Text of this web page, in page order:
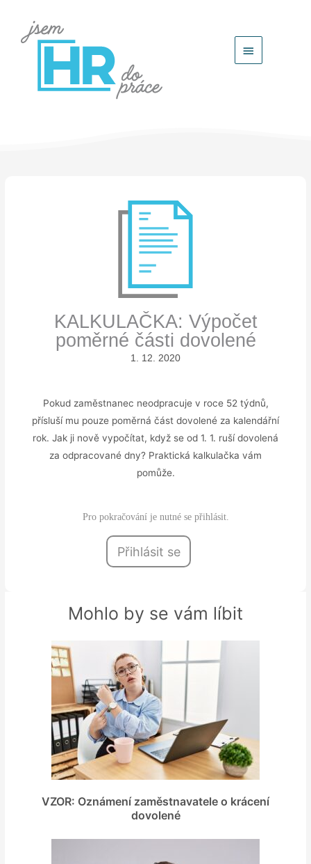
Hlavní
KALKULAČKA: Výpočet
poměrné části dovolené
1. 12. 2020
Pokud zaměstnanec neodpracuje v roce 52 týdnů,
přísluší mu pouze poměrná část dovolené za kalendářní
rok. Jak ji nově vypočítat, když se od 1. 1. ruší dovolená
za odpracované dny? Praktická kalkulačka vám
pomůže.
Pro pokračování je nutné se přihlásit.
Přihlásit se
Mohlo by se vám líbit
VZOR: Oznámení zaměstnavatele o krácení
dovolené